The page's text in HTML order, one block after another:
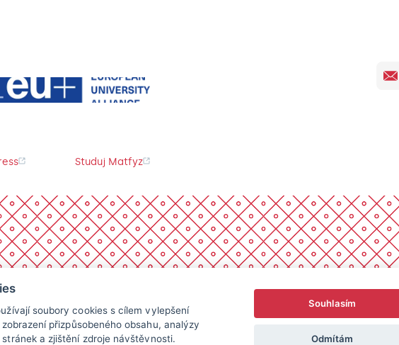
Studuj Matfyz
soubory cookies s cílem vylepšení
přizpůsobeného obsahu, analýzy
a zjištění zdroje návštěvnosti.
Souhlasím
Odmítám